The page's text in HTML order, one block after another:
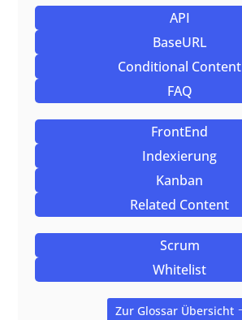
API
BaseURL
Conditional Content
FAQ
FrontEnd
Indexierung
Kanban
Related Content
Scrum
Whitelist
Zur Glossar Übersicht